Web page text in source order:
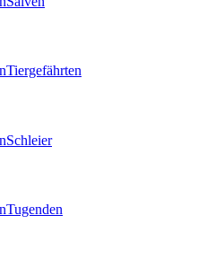
Tiergefährten
Schleier
Tugenden